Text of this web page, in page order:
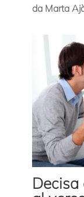
da Marta